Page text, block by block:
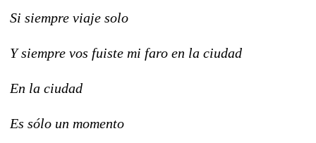
Si siempre viaje solo
Y siempre vos fuiste mi faro en la ciudad
En la ciudad
Es sólo un momento